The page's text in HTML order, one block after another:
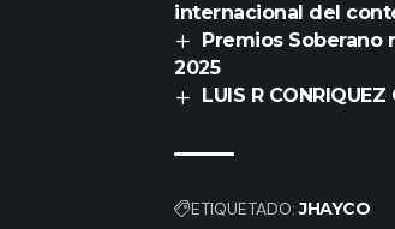
internacional del
Premios
2025
LUIS R
ETIQUETADO: JHAYCO